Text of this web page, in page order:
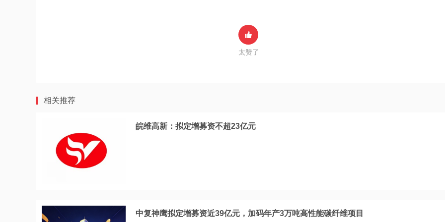
太赞了
相关推荐
皖维高新：拟定增募资不超23亿元
中复神鹰拟定增募资近39亿元，加码年产3万吨高性能碳纤维项目